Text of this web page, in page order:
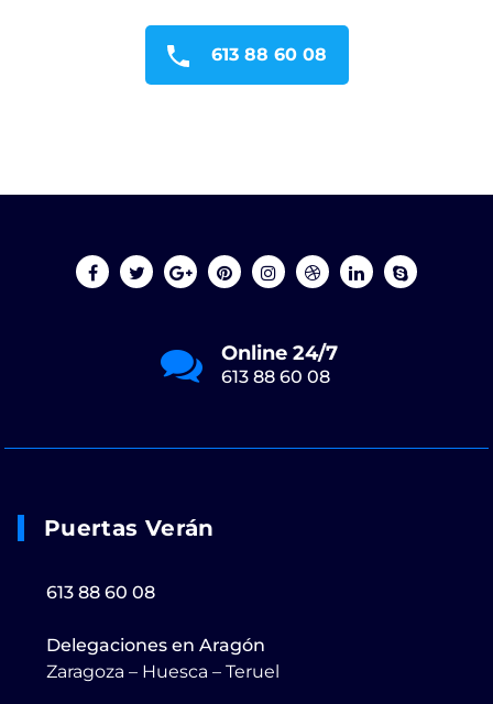
613 88 60 08
Online 24/7
613 88 60 08
Puertas Verán
613 88 60 08
Delegaciones en Aragón
Zaragoza – Huesca – Teruel